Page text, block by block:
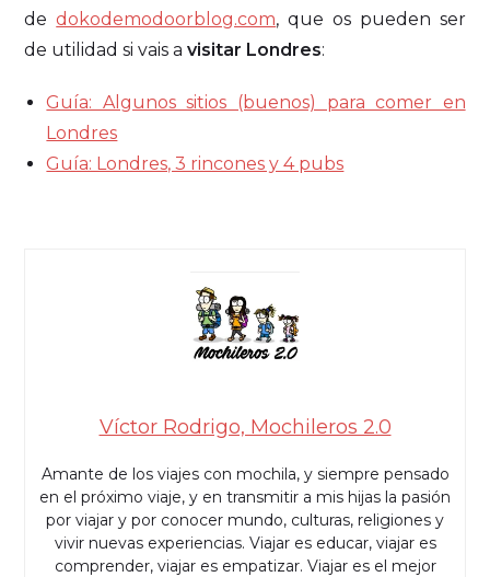
dedokodemodoorblog.com, que os pueden ser
de utilidad si vais avisitar Londres:
Guía: Algunos sitios (buenos) para comer en
Londres
Guía: Londres, 3 rincones y 4 pubs
Víctor Rodrigo, Mochileros 2.0
Amante de los viajes con mochila, y siempre pensado
en el próximo viaje, y en transmitir a mis hijas la pasión
por viajar y por conocer mundo, culturas, religiones y
vivir nuevas experiencias. Viajar es educar, viajar es
comprender, viajar es empatizar. Viajar es el mejor